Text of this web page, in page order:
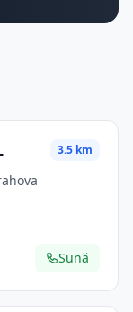
3.5 km
Sună